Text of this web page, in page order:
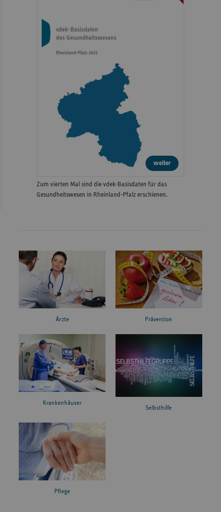
weiter
Zum vierten Mal sind die vdek-Basisdaten für das
Gesundheitswesen in Rheinland-Pfalz erschienen.
Ärzte Prävention
Krankenhäuser
Selbsthilfe
Pflege